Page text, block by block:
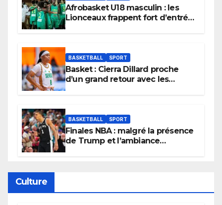
Afrobasket U18 masculin : les
Lionceaux frappent fort d’entrée
BASKETBALL SPORT
Basket : Cierra Dillard proche
d’un grand retour avec les
BASKETBALL SPORT
Finales NBA : malgré la présence
de Trump et l’ambiance
Culture